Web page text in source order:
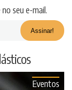
seu e-mail.
Eventos